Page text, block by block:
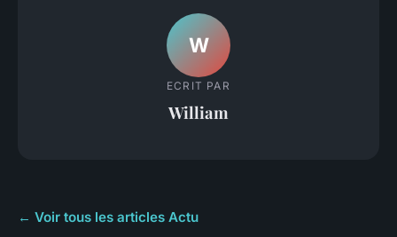
W
ECRIT PAR
William
← Voir tous les articles Actu